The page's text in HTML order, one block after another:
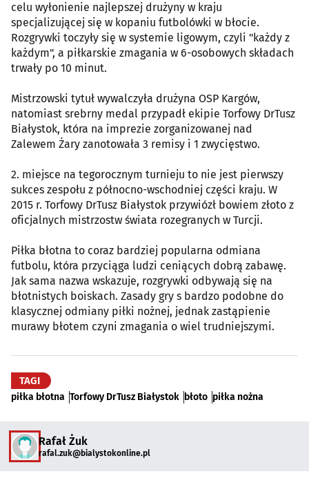
celu wyłonienie najlepszej drużyny w kraju
specjalizującej się w kopaniu futbolówki w błocie.
Rozgrywki toczyły się w systemie ligowym, czyli "każdy z
każdym", a piłkarskie zmagania w 6-osobowych składach
trwały po 10 minut.
Mistrzowski tytuł wywalczyła drużyna OSP Kargów,
natomiast srebrny medal przypadł ekipie Torfowy DrTusz
Białystok, która na imprezie zorganizowanej nad
Zalewem Żary zanotowała 3 remisy i 1 zwycięstwo.
2. miejsce na tegorocznym turnieju to nie jest pierwszy
sukces zespołu z północno-wschodniej części kraju. W
2015 r. Torfowy DrTusz Białystok przywiózł bowiem złoto z
oficjalnych mistrzostw świata rozegranych w Turcji.
Piłka błotna to coraz bardziej popularna odmiana
futbolu, która przyciąga ludzi ceniących dobrą zabawę.
Jak sama nazwa wskazuje, rozgrywki odbywają się na
błotnistych boiskach. Zasady gry s bardzo podobne do
klasycznej odmiany piłki nożnej, jednak zastąpienie
murawy błotem czyni zmagania o wiel trudniejszymi.
TAGI
piłka błotna Torfowy DrTusz Białystok błoto piłka nożna
Rafał Żuk
rafal.zuk@bialystokonline.pl